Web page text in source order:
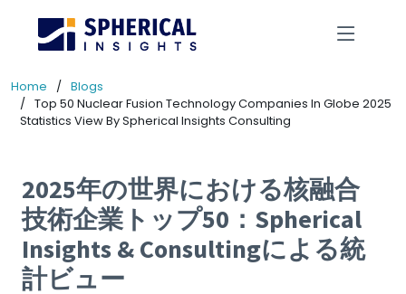
Home
Blogs
Top 50 Nuclear Fusion Technology Companies In Globe 2025
Statistics View By Spherical Insights Consulting
2025年の世界における核融合
技術企業トップ50：Spherical
Insights & Consultingによる統
計ビュー